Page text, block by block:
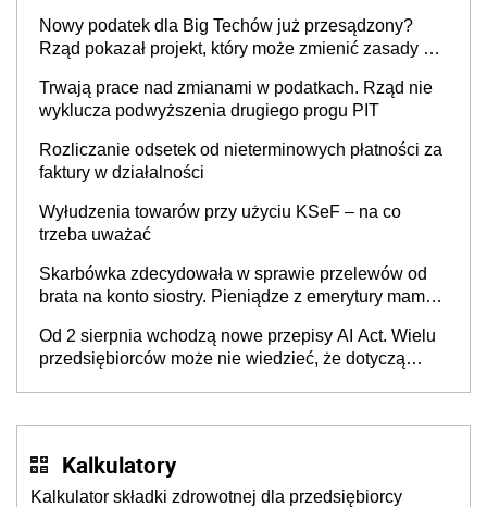
Nowy podatek dla Big Techów już przesądzony?
Rząd pokazał projekt, który może zmienić zasady gry
Trwają prace nad zmianami w podatkach. Rząd nie
wyklucza podwyższenia drugiego progu PIT
Rozliczanie odsetek od nieterminowych płatności za
faktury w działalności
Wyłudzenia towarów przy użyciu KSeF – na co
trzeba uważać
Skarbówka zdecydowała w sprawie przelewów od
brata na konto siostry. Pieniądze z emerytury mamy
będzie
Od 2 sierpnia wchodzą nowe przepisy AI Act. Wielu
przedsiębiorców może nie wiedzieć, że dotyczą
Kalkulatory
Kalkulator składki zdrowotnej dla przedsiębiorcy